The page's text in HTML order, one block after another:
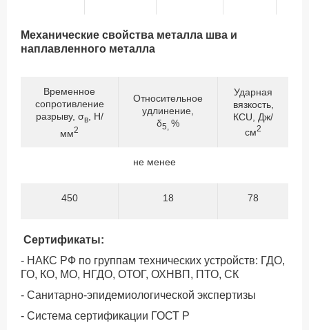
Механические свойства металла шва и
наплавленного металла
Временное
сопротивление
разрыву, σв, Н/
мм2
Относительное
удлинение,
δ5, %
Ударная
вязкость,
КСU, Дж/
см2
не менее
450 18 78
Сертификаты:
- НАКС РФ по группам технических устройств: ГДО,
ГО, КО, МО, НГДО, ОТОГ, ОХНВП, ПТО, СК
- Санитарно-эпидемиологической экспертизы
- Система сертификации ГОСТ Р